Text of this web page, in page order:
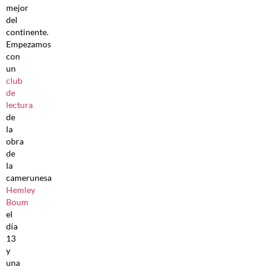
mejor
del
continente.
Empezamos
con
un
club
de
lectura
de
la
obra
de
la
camerunesa
Hemley
Boum
el
día
13
y
una